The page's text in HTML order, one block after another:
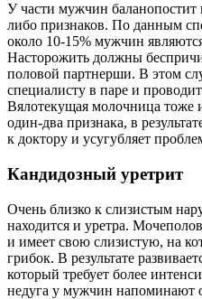
У части мужчин баланопостит
либо признаков. По данным
около 10-15% мужчин
Насторожить должны
половой партнерши. В этом
специалисту в паре и
Вялотекущая молочница тоже
один-два признака, в
к доктору и усугубляет
Кандидозный уретрит
Очень близко к слизистым
находится и уретра.
и имеет свою слизистую, на
грибок. В результате
который требует более
недуга у мужчин напоминают